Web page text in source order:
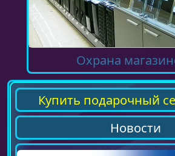
Охрана
Купить подарочный
Новости